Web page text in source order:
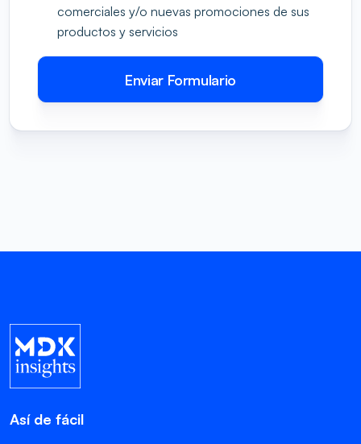
comerciales y/o nuevas promociones de sus
productos y servicios
Enviar Formulario
Así de fácil